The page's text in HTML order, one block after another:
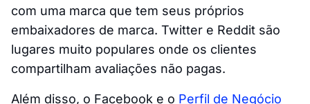
com uma marca que tem seus próprios
embaixadores de marca. Twitter e Reddit são
lugares muito populares onde os clientes
compartilham avaliações não pagas.
Além disso, o Facebook e o Perfil de Negócio